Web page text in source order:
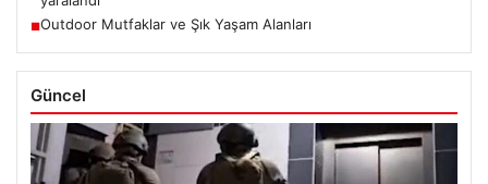
■Outdoor Mutfaklar ve Şık Yaşam Alanları
Güncel